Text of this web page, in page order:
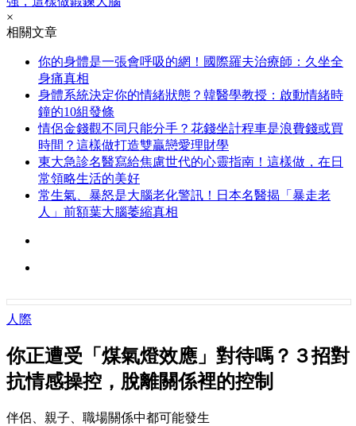
×
相關文章
你的身體是一張會呼吸的網！國際羅夫治療師：久坐全
身痛真相
身體系統決定你的情緒狀態？韓醫學教授：啟動情緒時
鐘的10組發條
情侶金錢觀不同只能分手？花錢坐計程車是浪費錢或買
時間？這樣做打造雙贏戀愛理財學
東大急診名醫寫給焦慮世代的心靈指南！這樣做，在日
常領略生活的美好
常生氣、暴怒是大腦老化警訊！日本名醫揭「暴走老
人」前額葉大腦萎縮真相
人際
你正遭受「煤氣燈效應」對待嗎？３招對
抗情感操控，脫離關係裡的控制
伴侶、親子、職場關係中都可能發生